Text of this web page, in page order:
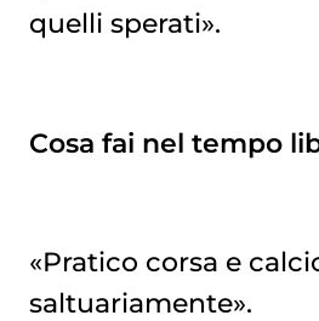
quelli sperati».
Cosa fai nel tempo
«Pratico corsa e
saltuariamente».